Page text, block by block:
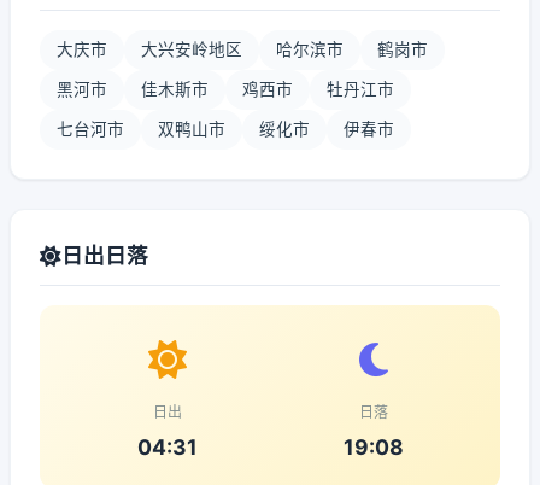
大庆市 大兴安岭地区 哈尔滨市 鹤岗市
黑河市 佳木斯市 鸡西市 牡丹江市
七台河市 双鸭山市 绥化市 伊春市
日出日落
日出
04:31
日落
19:08